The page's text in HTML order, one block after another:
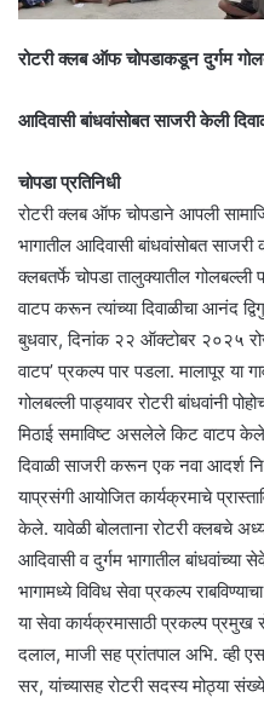
रोटरी क्लब ऑफ चोपडाकडून दुर्गम
आदिवासी बांधवांसोबत साजरी केली
​चोपडा प्रतिनिधी
​रोटरी क्लब ऑफ चोपडाने आपली
भागातील आदिवासी बांधवांसोबत
क्लबतर्फे चोपडा तालुक्यातील
वाटप करून त्यांच्या दिवाळीचा आनंद
​बुधवार, दिनांक २२ ऑक्टोबर २०२५
वाटप’ प्रकल्प पार पडला. मालापूर या
गोलबल्ली पाड्यावर रोटरी बांधवांनी
मिठाई समाविष्ट असलेले किट वाटप केले.
दिवाळी साजरी करून एक नवा आदर्श
​याप्रसंगी आयोजित कार्यक्रमाचे
केले. यावेळी बोलताना रोटरी क्लबचे
आदिवासी व दुर्गम भागातील
भागामध्ये विविध सेवा प्रकल्प
​या सेवा कार्यक्रमासाठी प्रकल्प प्रमुख
दलाल, माजी सह प्रांतपाल अभि. व्ही
सर, यांच्यासह रोटरी सदस्य मोठ्या